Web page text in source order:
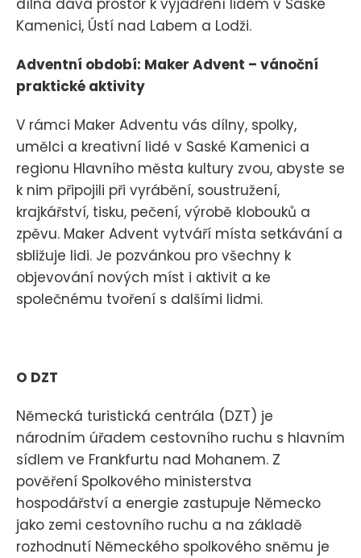
dílna dává prostor k vyjádření lidem v Saské
Kamenici, Ústí nad Labem a Lodži.
Adventní období: Maker Advent – vánoční
praktické aktivity
V rámci Maker Adventu vás dílny, spolky,
umělci a kreativní lidé v Saské Kamenici a
regionu Hlavního města kultury zvou, abyste se
k nim připojili při vyrábění, soustružení,
krajkářství, tisku, pečení, výrobě klobouků a
zpěvu. Maker Advent vytváří místa setkávání a
sbližuje lidi. Je pozvánkou pro všechny k
objevování nových míst i aktivit a ke
společnému tvoření s dalšími lidmi.
O DZT
Německá turistická centrála (DZT) je
národním úřadem cestovního ruchu s hlavním
sídlem ve Frankfurtu nad Mohanem. Z
pověření Spolkového ministerstva
hospodářství a energie zastupuje Německo
jako zemi cestovního ruchu a na základě
rozhodnutí Německého spolkového sněmu je